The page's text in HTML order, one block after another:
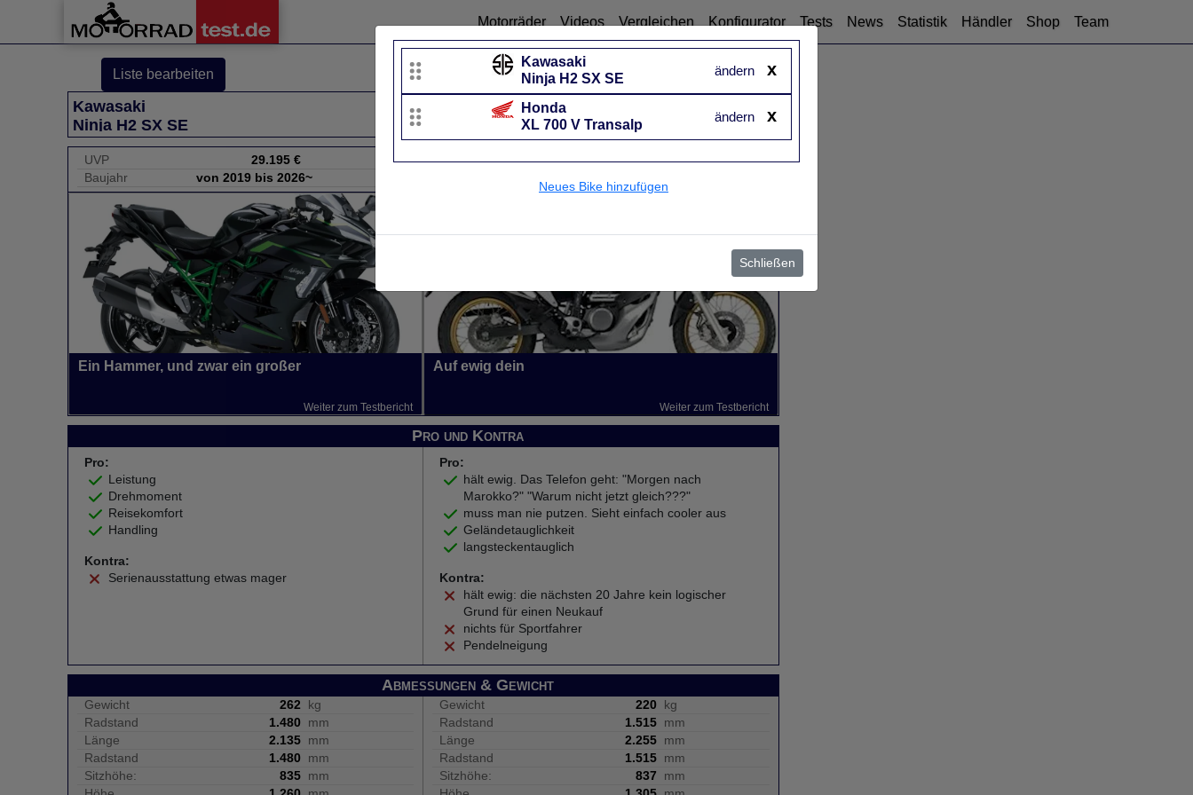
Motorräder Videos Vergleichen Konfigurator Tests News Statistik Händler Shop Team
Liste bearbeiten
Kawasaki
Ninja H2 SX SE
XL 700 V Transalp
UVP
29.195 €
Baujahr
von 2019 bis 2026~
UVP
Ein Hammer, und zwar ein großer
Weiter zum Testbericht
Auf ewig dein
Weiter zum Testbericht
Pro und Kontra
Pro:
Leistung
Drehmoment
Reisekomfort
Handling
Kontra:
Serienausstattung etwas mager
Pro:
hält ewig. Das Telefon geht: "Morgen nach
Marokko?" "Warum nicht jetzt gleich???"
muss man nie putzen. Sieht einfach cooler aus
Geländetauglichkeit
langsteckentauglich
Kontra:
hält ewig: die nächsten 20 Jahre kein logischer
Grund für einen Neukauf
nichts für Sportfahrer
Pendelneigung
Abmessungen & Gewicht
Gewicht 262
kg
Radstand
1.480
mm
Länge
2.135 mm
Radstand
1.480
mm
Sitzhöhe:
835 mm
Gewicht 220
kg
Radstand
1.515 mm
Länge
2.255 mm
Radstand
1.515 mm
Sitzhöhe:
837
mm
x
Kawasaki
Ninja H2 SX SE
ändern
x
Honda
XL 700 V Transalp
ändern
Neues Bike hinzufügen
Schließen